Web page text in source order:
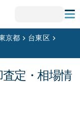
京都
台東区
定・相場情